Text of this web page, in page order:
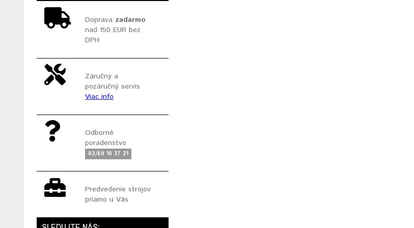
Doprava zadarmo
nad 150 EUR bez
DPH
Záručný a
pozáručný servis
Viac info
Odborné
poradenstvo
02/60 10 37 21
Predvedenie strojov
priamo u Vás